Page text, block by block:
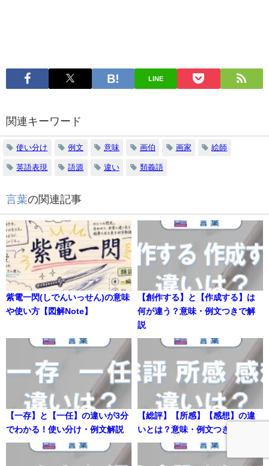
LINE
関連キーワード
使い分け 例文 意味 画伯 画家 絵師
英語表現 語源 違い 類義語
言葉の関連記事
紫電一閃(しでんいっせん)の意味
や使い方【図解Note】
【創作する】と【作成する】は
何が違う？意味・例文つきで解
説
【一存】と【一任】の違いが3分
でわかる！使い分け・例文解説
【総評】【所感】【感想】の違
いとは？意味・例文つきで解説